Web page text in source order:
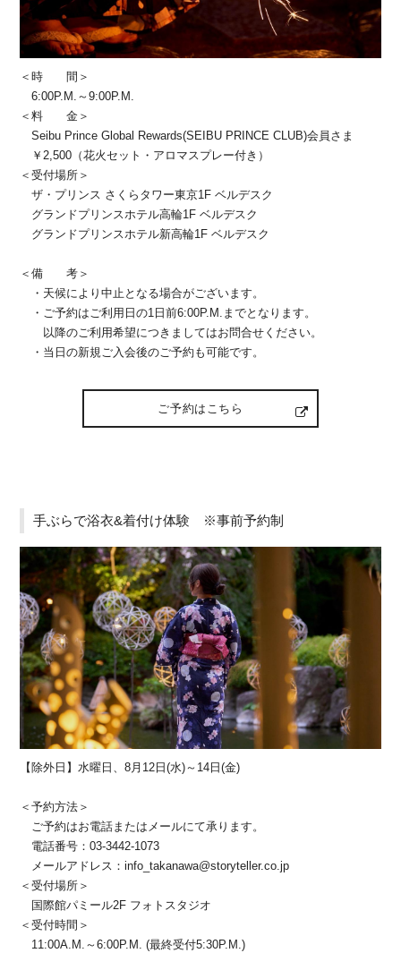
＜時 間＞
6:00P.M.～9:00P.M.
＜料 金＞
Seibu Prince Global Rewards(SEIBU PRINCE CLUB)会員さま
￥2,500（花火セット・アロマスプレー付き）
＜受付場所＞
ザ・プリンス さくらタワー東京1F ベルデスク
グランドプリンスホテル高輪1F ベルデスク
グランドプリンスホテル新高輪1F ベルデスク
＜備 考＞
・天候により中止となる場合がございます。
・ご予約はご利用日の1日前6:00P.M.までとなります。
以降のご利用希望につきましてはお問合せください。
・当日の新規ご入会後のご予約も可能です。
ご予約はこちら
手ぶらで浴衣&着付け体験 ※事前予約制
【除外日】水曜日、8月12日(水)～14日(金)
＜予約方法＞
ご予約はお電話またはメールにて承ります。
電話番号：03-3442-1073
メールアドレス：info_takanawa@storyteller.co.jp
＜受付場所＞
国際館パミール2F フォトスタジオ
＜受付時間＞
11:00A.M.～6:00P.M. (最終受付5:30P.M.)